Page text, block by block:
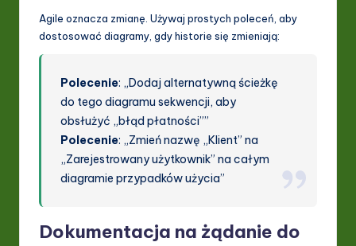
Agile oznacza zmianę. Używaj prostych poleceń, aby
dostosować diagramy, gdy historie się zmieniają:
Polecenie: „Dodaj alternatywną ścieżkę
do tego diagramu sekwencji, aby
obsłużyć „błąd płatności””
Polecenie: „Zmień nazwę „Klient” na
„Zarejestrowany użytkownik” na całym
diagramie przypadków użycia”
Dokumentacja na żądanie do